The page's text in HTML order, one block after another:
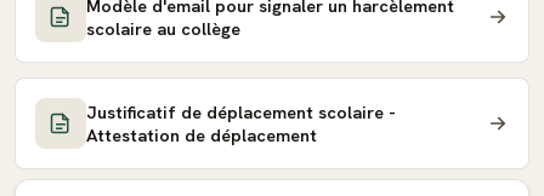
Modèle d'email pour signaler un harcèlement
scolaire au collège
Justificatif de déplacement scolaire -
Attestation de déplacement